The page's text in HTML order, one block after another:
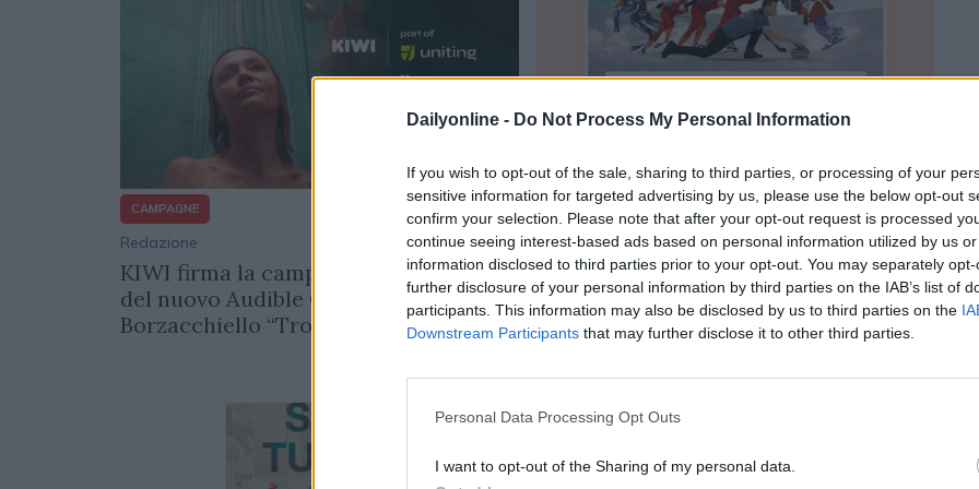
Dailyonline - Do Not Process My Personal Information
If you wish to opt-out of the sale, sharing to third parties, or processing of your
sensitive information for targeted advertising by us, please use the below opt-out
confirm your selection. Please note that after your opt-out request is processed
continue seeing interest-based ads based on personal information utilized by us
information disclosed to third parties prior to your opt-out. You may separately
further disclosure of your personal information by third parties on the IAB’s list of
participants. This information may also be disclosed by us to third parties on the
Downstream Participants that may further disclose it to other third parties.
Personal Data Processing Opt Outs
I want to opt-out of the Sharing of my personal data.
CAMPAGNE
Redazione 16/02/2026
KIWI firma la campagna multicanale
del nuovo Audible Original di Paolo
Borzacchiello “Trova le parole giuste”
Redazione 30/01/2026
Milano Cortina 2026: il Gruppo Il Sole
24 ORE mette in campo un sinergico
sistema di informazione e
approfondimento
lo